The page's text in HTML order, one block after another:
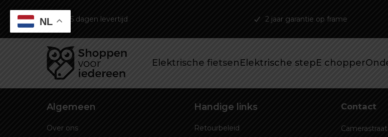
3-5 dagen levertijd 2 jaar garantie op frame
Elektrische fietsenElektrische stepE chopper
Algemeen
Over ons
Handige links
Retourbeleid
Contact
NL